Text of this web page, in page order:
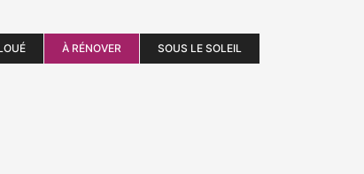
À RÉNOVER SOUS LE SOLEIL